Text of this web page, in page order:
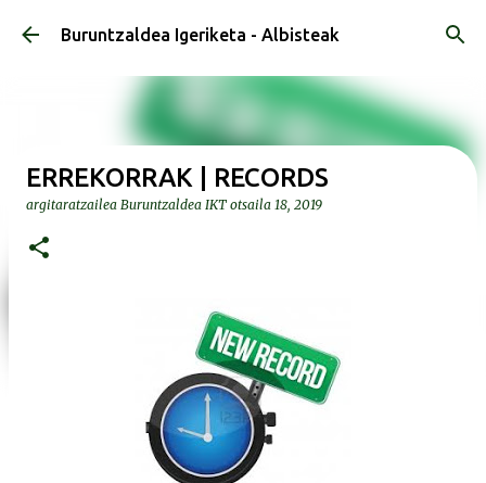
Saltatu eta joan eduki nagusira
Buruntzaldea Igeriketa - Albisteak
ERREKORRAK | RECORDS
argitaratzailea Buruntzaldea IKT otsaila 18, 2019